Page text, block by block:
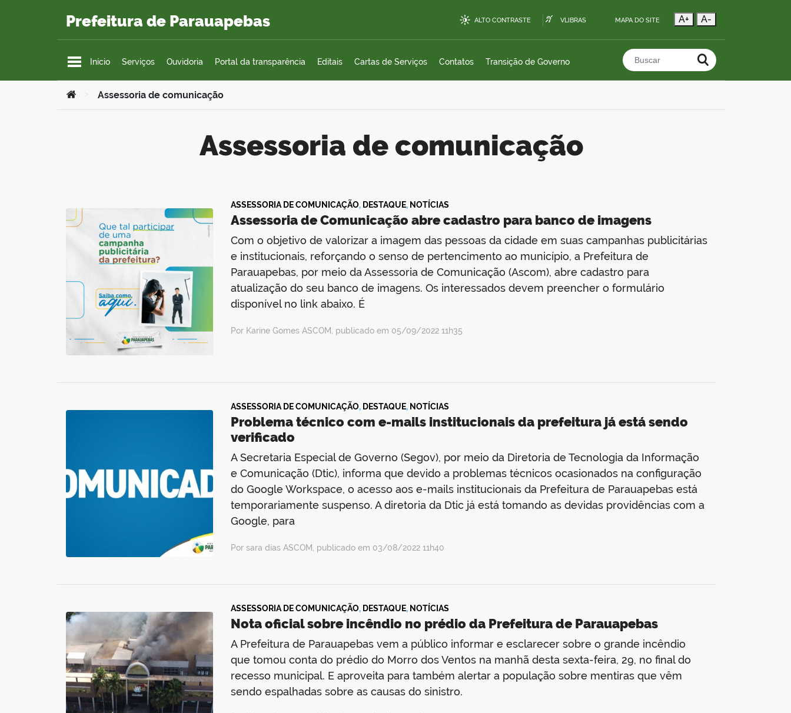
Prefeitura de Parauapebas ALTO CONTRASTE VLIBRAS MAPA DO SITE A+ A-
Início Serviços Ouvidoria Portal da transparência Editais Cartas de Serviços Contatos Transição de Governo Buscar no portal
Você está aqui:
Assessoria de comunicação
Assessoria de comunicação
ASSESSORIA DE COMUNICAÇÃO, DESTAQUE, NOTÍCIAS
Assessoria de Comunicação abre cadastro para banco de imagens
Com o objetivo de valorizar a imagem das pessoas da cidade em suas campanhas publicitárias
e institucionais, reforçando o senso de pertencimento ao município, a Prefeitura de
Parauapebas, por meio da Assessoria de Comunicação (Ascom), abre cadastro para
atualização do seu banco de imagens. Os interessados devem preencher o formulário
disponível no link abaixo. É
Por Karine Gomes ASCOM, publicado em 05/09/2022 11h35
ASSESSORIA DE COMUNICAÇÃO, DESTAQUE, NOTÍCIAS
Problema técnico com e-mails institucionais da prefeitura já está sendo
verificado
A Secretaria Especial de Governo (Segov), por meio da Diretoria de Tecnologia da Informação
e Comunicação (Dtic), informa que devido a problemas técnicos ocasionados na configuração
do Google Workspace, o acesso aos e-mails institucionais da Prefeitura de Parauapebas está
temporariamente suspenso. A diretoria da Dtic já está tomando as devidas providências com a
Google, para
Por sara dias ASCOM, publicado em 03/08/2022 11h40
ASSESSORIA DE COMUNICAÇÃO, DESTAQUE, NOTÍCIAS
Nota oficial sobre incêndio no prédio da Prefeitura de Parauapebas
A Prefeitura de Parauapebas vem a público informar e esclarecer sobre o grande incêndio
que tomou conta do prédio do Morro dos Ventos na manhã desta sexta-feira, 29, no final do
recesso municipal. E aproveita para também alertar a população sobre mentiras que vêm
sendo espalhadas sobre as causas do sinistro.